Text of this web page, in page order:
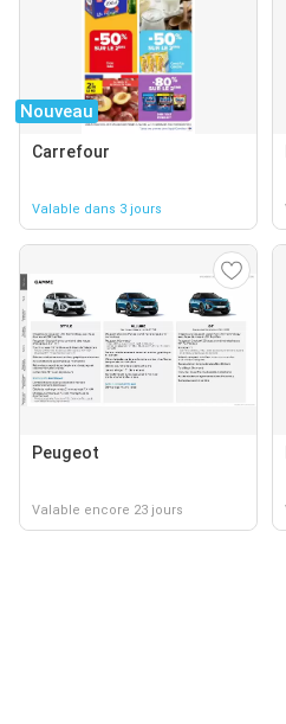
Nouveau
Carrefour
Valable dans 3 jours
Peugeot
Valable encore 23 jours